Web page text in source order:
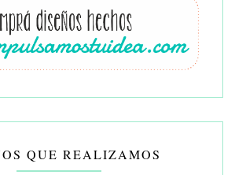
QUE REALIZAMOS